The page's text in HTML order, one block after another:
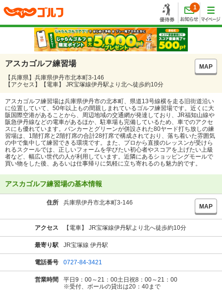
1
アスカゴルフ練習場
MAP
【兵庫県】兵庫県伊丹市北本町3-146
【アクセス】【電車】 JR宝塚線伊丹駅より北へ徒歩約10分
アスカゴルフ練習場は兵庫県伊丹市の北本町、県道13号線横を走る旧街道沿い
に位置していて、50年以上もの間親しまれているゴルフ練習場です。近くに大
阪国際空港があることから、周辺地域の交通網が発達しており、JR福知山線や
阪急伊丹線などの電車があるほか、駐車場も完備しているため、車でのアクセ
スにも優れています。バンカーとグリーンが併設された80ヤード打ち放しの練
習場は、1階打席と2階打席の合計28打席で構成されており、落ち着いた雰囲気
の中で集中して練習できる環境です。また、プロから直接のレッスンが受けら
れるスクールでは、正しいフォームを学びたい初心者やスコアを上げたい上級
者など、幅広い世代の人が利用しています。近隣にあるショッピングモールで
買い物をした後、あるいは仕事帰りに気軽に立ち寄れるのも魅力的です。
アスカゴルフ練習場の基本情報
住所 兵庫県伊丹市北本町3-146
MAP
アクセス 【電車】 JR宝塚線伊丹駅より北へ徒歩約10分
最寄り駅 JR宝塚線 伊丹駅
電話番号 0727-84-3421
営業時間
平日9：00～21：00土日祝8：00～21：00
※受付、ボールの貸出は20：40まで